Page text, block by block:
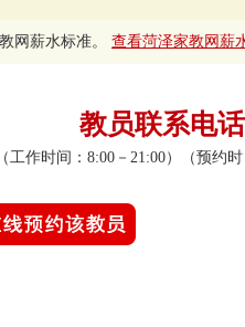
网薪水标准。 查看菏泽家教网薪
教员联系电
（工作时间：8:00－21:00）（预约